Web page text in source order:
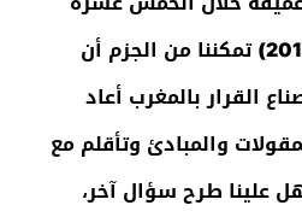
سنة الأخيرة (1999 – 2014) تمكننا من الجزم أن
القرار بالمغرب أعاد
والمبادئ وتأقلم مع
علينا طرح سؤال آخر،